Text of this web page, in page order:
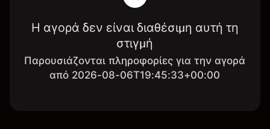
Η αγορά δεν είναι διαθέσιμη αυτή τη
στιγμή
Παρουσιάζονται πληροφορίες για την αγορά
από 2026-08-06T19:45:33+00:00